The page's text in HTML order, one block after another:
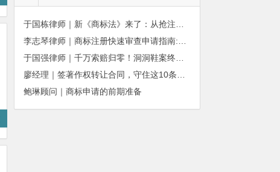
鲍琳顾问｜商标申请的前期准备